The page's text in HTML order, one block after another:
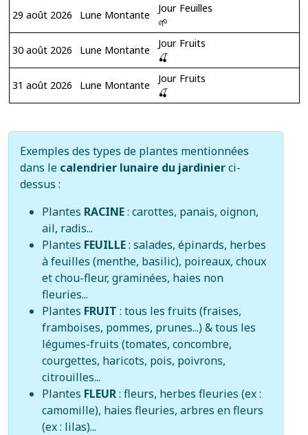
29 août 2026 Lune Montante
Jour Feuilles
🌱
30 août 2026 Lune Montante
Jour Fruits
🍒
31 août 2026 Lune Montante
Jour Fruits
🍒
Exemples des types de plantes mentionnées
dans le calendrier lunaire du jardinierci-
dessus :
Plantes RACINE: carottes, panais, oignon,
ail, radis...
Plantes FEUILLE: salades, épinards, herbes
à feuilles (menthe, basilic), poireaux, choux
et chou-fleur, graminées, haies non
fleuries...
Plantes FRUIT : tous les fruits (fraises,
framboises, pommes, prunes...) & tous les
légumes-fruits (tomates, concombre,
courgettes, haricots, pois, poivrons,
citrouilles...
Plantes FLEUR: fleurs, herbes fleuries (ex :
camomille), haies fleuries, arbres en fleurs
(ex : lilas)...